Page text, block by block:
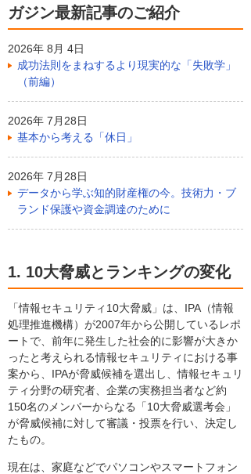
ガジン最新記事のご紹介
2026年 8月 4日
成功法則をまねするより現実的な「失敗学」
（前編）
2026年 7月28日
基本から考える「休日」
2026年 7月28日
データから学ぶ知的財産権の今。技術力・ブ
ランド保護や資金調達のために
1. 10大脅威とランキングの変化
「情報セキュリティ10大脅威」は、IPA（情報
処理推進機構）が2007年から公開しているレポ
ートで、前年に発生した社会的に影響が大きか
ったと考えられる情報セキュリティにおける事
案から、IPAが脅威候補を選出し、情報セキュリ
ティ分野の研究者、企業の実務担当者など約
150名のメンバーからなる「10大脅威選考会」
が脅威候補に対して審議・投票を行い、決定し
たもの。
現在は、家庭などでパソコンやスマートフォン